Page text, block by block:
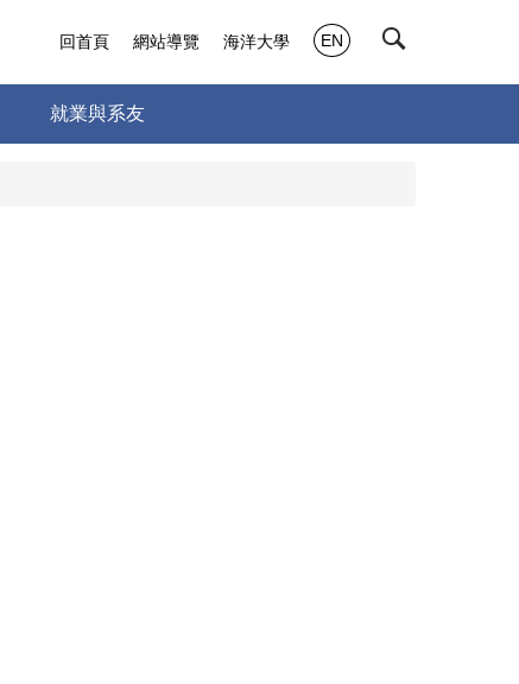
就業與系友
回首頁 網站導覽 海洋大學 EN